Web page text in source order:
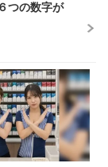
つの数字が